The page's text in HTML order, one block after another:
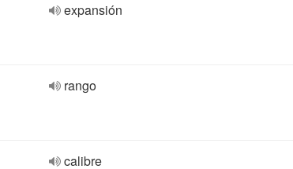
expansión
rango
calibre